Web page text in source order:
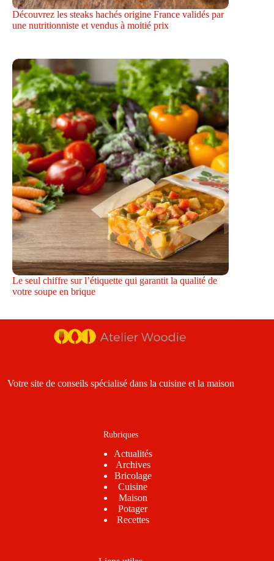
Découvrez les steaks hachés origine France validés par
une nutritionniste et vendus à moitié prix
Le seul chiffre sur l’étiquette qui garantit la qualité de
votre soupe en brique
Votre site de conseils spécialisé dans la cuisine et la maison
Rubriques
Actualités
Archives
Bricolage
Cuisine
Maison
Potager
Recettes